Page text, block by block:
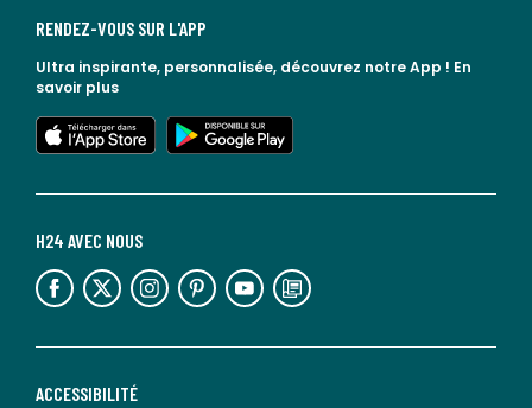
ACCESSIBILITÉ
H24 AVEC NOUS
lien vers l'espace réseaux sociaux lien vers l'espace réseaux sociaux lien vers l'espace réseaux sociaux lien vers l'espace réseaux sociaux lien vers l'espace réseaux sociaux lien vers le blog la redoute
RENDEZ-VOUS SUR L'APP
Ultra inspirante, personnalisée, découvrez notre App ! En
savoir plus
lien vers l'app store
lien vers google play